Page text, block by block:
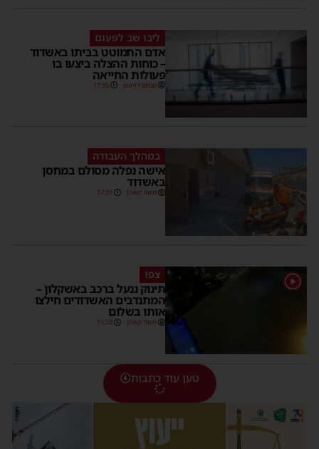
ליבו שב לפעום
אדם התמוטט בביתו באשדוד
– כוחות ההצלה ביצעו בו
פעולות החייאה
מנחם דויטש 17:35
במהלך העבודה
אישה נפלה מסולם במחסן
באשדוד
משה קאהן 17:31
1 צפו
תינוק ננעל ברכב באשקלון –
המתנדבים האשדודים חילצו
אותו בשלום
משה קאהן 11:53
טען עוד כתבות